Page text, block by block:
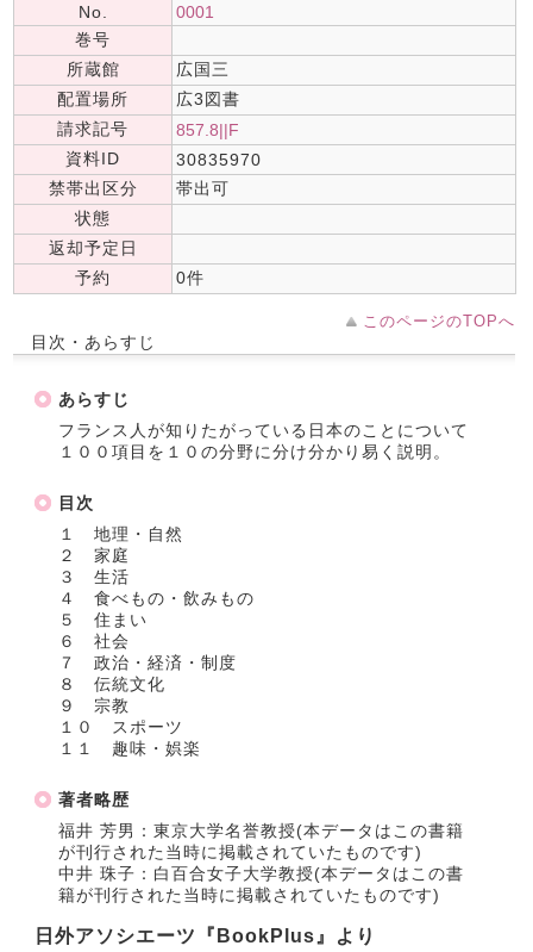
No.
0001
巻号
所蔵館
広国三
配置場所
広3図書
請求記号
857.8||F
資料ID
30835970
禁帯出区分
帯出可
状態
返却予定日
予約
0件
このページのTOPへ
目次・あらすじ
あらすじ
フランス人が知りたがっている日本のことについて
１００項目を１０の分野に分け分かり易く説明。
目次
１ 地理・自然
２ 家庭
３ 生活
４ 食べもの・飲みもの
５ 住まい
６ 社会
７ 政治・経済・制度
８ 伝統文化
９ 宗教
１０ スポーツ
１１ 趣味・娯楽
著者略歴
福井 芳男：東京大学名誉教授(本データはこの書籍
が刊行された当時に掲載されていたものです)
中井 珠子：白百合女子大学教授(本データはこの書
籍が刊行された当時に掲載されていたものです)
日外アソシエーツ『BookPlus』より